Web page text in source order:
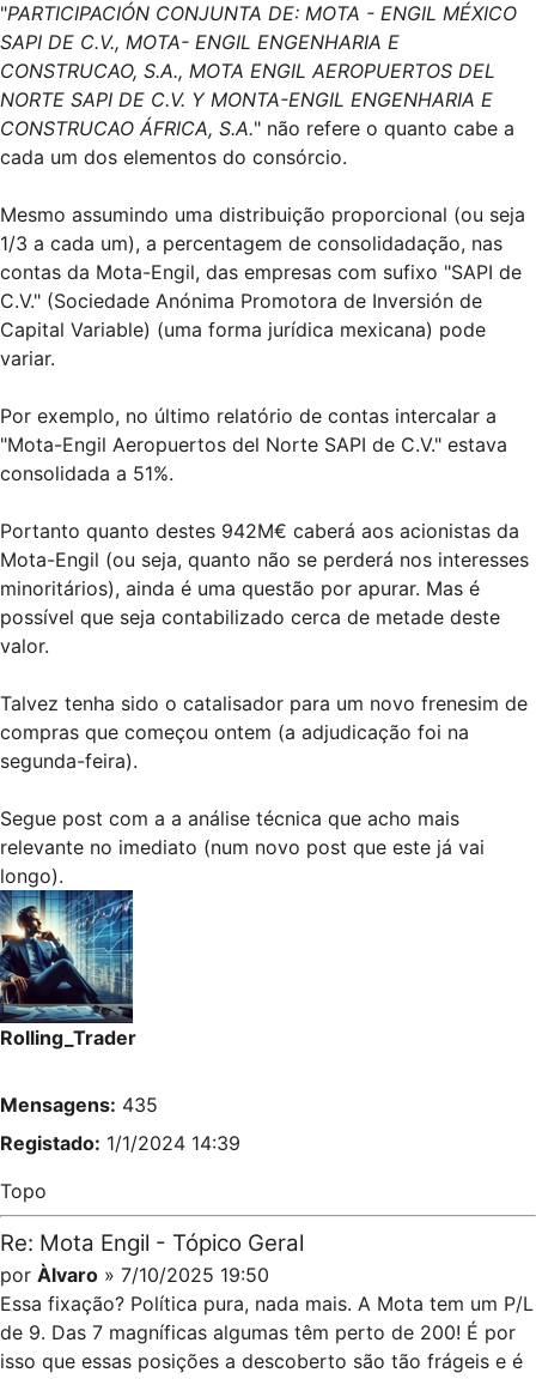
"PARTICIPACIÓN CONJUNTA DE: MOTA - ENGIL MÉXICO
SAPI DE C.V., MOTA- ENGIL ENGENHARIA E
CONSTRUCAO, S.A., MOTA ENGIL AEROPUERTOS DEL
NORTE SAPI DE C.V. Y MONTA-ENGIL ENGENHARIA E
CONSTRUCAO ÁFRICA, S.A." não refere o quanto cabe a
cada um dos elementos do consórcio.
Mesmo assumindo uma distribuição proporcional (ou seja
1/3 a cada um), a percentagem de consolidadação, nas
contas da Mota-Engil, das empresas com sufixo "SAPI de
C.V." (Sociedade Anónima Promotora de Inversión de
Capital Variable) (uma forma jurídica mexicana) pode
variar.
Por exemplo, no último relatório de contas intercalar a
"Mota-Engil Aeropuertos del Norte SAPI de C.V." estava
consolidada a 51%.
Portanto quanto destes 942M€ caberá aos acionistas da
Mota-Engil (ou seja, quanto não se perderá nos interesses
minoritários), ainda é uma questão por apurar. Mas é
possível que seja contabilizado cerca de metade deste
valor.
Talvez tenha sido o catalisador para um novo frenesim de
compras que começou ontem (a adjudicação foi na
segunda-feira).
Segue post com a a análise técnica que acho mais
relevante no imediato (num novo post que este já vai
longo).
Rolling_Trader
Mensagens: 435
Registado: 1/1/2024 14:39
Topo
Re: Mota Engil - Tópico Geral
por Àlvaro » 7/10/2025 19:50
Essa fixação? Política pura, nada mais. A Mota tem um P/L
de 9. Das 7 magníficas algumas têm perto de 200! É por
isso que essas posições a descoberto são tão frágeis e é